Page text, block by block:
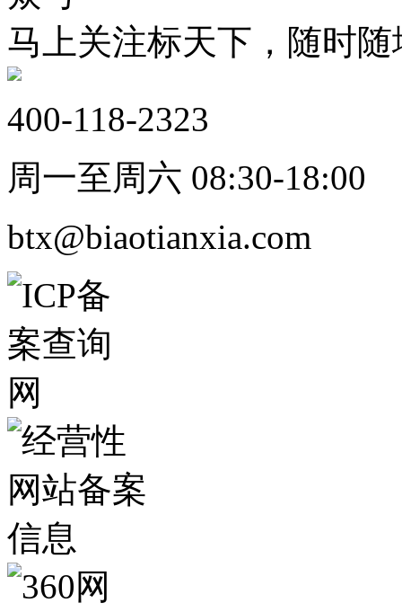
马上关注标天下，随时
400-118-2323
周一至周六 08:30-18:00
btx@biaotianxia.com